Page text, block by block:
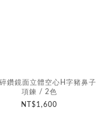
鑽鏡面立體空心H字豬鼻子
項鍊 / 2色
NT$1,600